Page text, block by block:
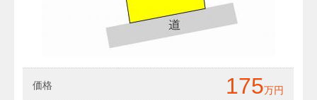
価格 175万円